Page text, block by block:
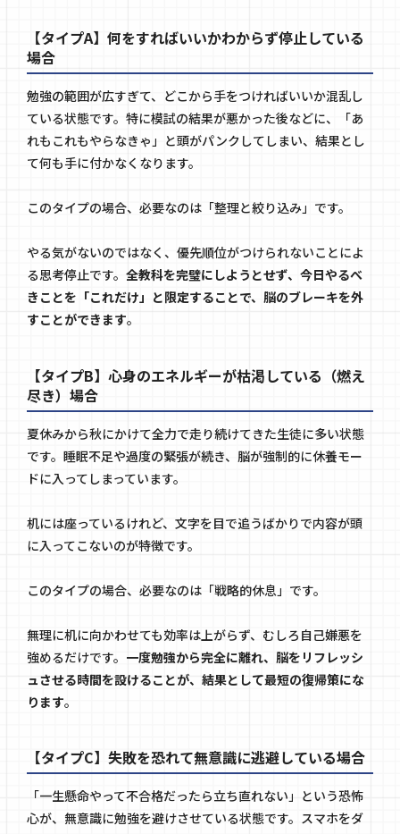
【タイプA】何をすればいいかわからず停止している
場合
勉強の範囲が広すぎて、どこから手をつければいいか混乱し
ている状態です。特に模試の結果が悪かった後などに、「あ
れもこれもやらなきゃ」と頭がパンクしてしまい、結果とし
て何も手に付かなくなります。
このタイプの場合、必要なのは「整理と絞り込み」です。
やる気がないのではなく、優先順位がつけられないことによ
る思考停止です。 全教科を完璧にしようとせず、今日やるべ
きことを「これだけ」と限定することで、脳のブレーキを外
すことができます。
【タイプB】心身のエネルギーが枯渇している（燃え
尽き）場合
夏休みから秋にかけて全力で走り続けてきた生徒に多い状態
です。睡眠不足や過度の緊張が続き、脳が強制的に休養モー
ドに入ってしまっています。
机には座っているけれど、文字を目で追うばかりで内容が頭
に入ってこないのが特徴です。
このタイプの場合、必要なのは「戦略的休息」です。
無理に机に向かわせても効率は上がらず、むしろ自己嫌悪を
強めるだけです。 一度勉強から完全に離れ、脳をリフレッシ
ュさせる時間を設けることが、結果として最短の復帰策にな
ります。
【タイプC】失敗を恐れて無意識に逃避している場合
「一生懸命やって不合格だったら立ち直れない」という恐怖
心が、無意識に勉強を避けさせている状態です。スマホをダ